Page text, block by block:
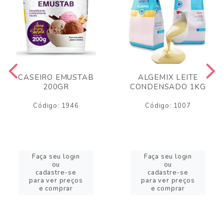
CASEIRO EMUSTAB
200GR
Código: 1946
Faça seu login
ou
cadastre-se
para ver preços
e comprar
ALGEMIX LEITE
CONDENSADO 1KG
Código: 1007
Faça seu login
ou
cadastre-se
para ver preços
e comprar